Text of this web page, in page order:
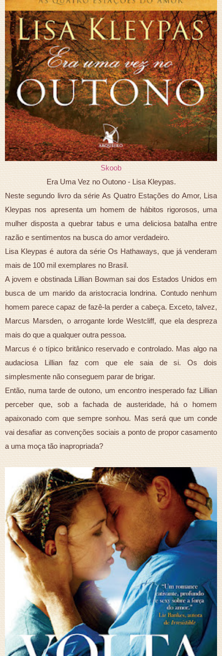
Skoob
Era Uma Vez no Outono - Lisa Kleypas.
Neste segundo livro da série As Quatro Estações do Amor, Lisa
Kleypas nos apresenta um homem de hábitos rigorosos, uma
mulher disposta a quebrar tabus e uma deliciosa batalha entre
razão e sentimentos na busca do amor verdadeiro.
Lisa Kleypas é autora da série Os Hathaways, que já venderam
mais de 100 mil exemplares no Brasil.
A jovem e obstinada Lillian Bowman sai dos Estados Unidos em
busca de um marido da aristocracia londrina. Contudo nenhum
homem parece capaz de fazê-la perder a cabeça. Exceto, talvez,
Marcus Marsden, o arrogante lorde Westcliff, que ela despreza
mais do que a qualquer outra pessoa.
Marcus é o típico britânico reservado e controlado. Mas algo na
audaciosa Lillian faz com que ele saia de si. Os dois
simplesmente não conseguem parar de brigar.
Então, numa tarde de outono, um encontro inesperado faz Lillian
perceber que, sob a fachada de austeridade, há o homem
apaixonado com que sempre sonhou. Mas será que um conde
vai desafiar as convenções sociais a ponto de propor casamento
a uma moça tão inapropriada?